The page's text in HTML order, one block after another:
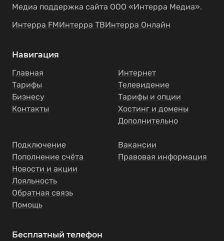
Медиа поддержка сайта ООО «Интерра Медиа».
Интерра FMИнтерра ТВИнтерра Онлайн
Навигация
Главная
Тарифы
Бизнесу
Контакты
Интернет
Телевидение
Тарифы и опции
Хостинг и домены
Дополнительно
Подключение
Пополнение счёта
Новости и акции
Лояльность
Обратная связь
Помощь
Вакансии
Правовая информация
Бесплатный телефон